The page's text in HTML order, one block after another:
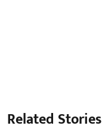
Related Stories